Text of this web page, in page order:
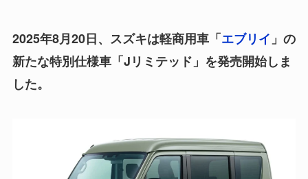
2025年8月20日、スズキは軽商用車「エブリイ 」の
新たな特別仕様車「Jリミテッド」を発売開始しま
した。